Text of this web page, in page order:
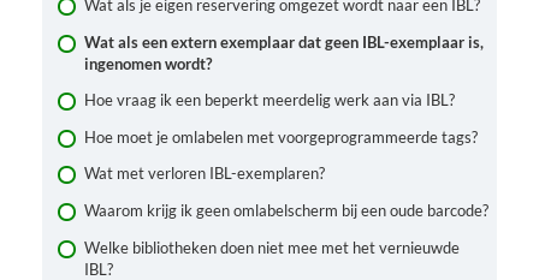
Wat als je eigen reservering omgezet wordt naar een IBL?
Wat als een extern exemplaar dat geen IBL-exemplaar is,
ingenomen wordt?
Hoe vraag ik een beperkt meerdelig werk aan via IBL?
Hoe moet je omlabelen met voorgeprogrammeerde tags?
Wat met verloren IBL-exemplaren?
Waarom krijg ik geen omlabelscherm bij een oude barcode?
Welke bibliotheken doen niet mee met het vernieuwde
IBL?